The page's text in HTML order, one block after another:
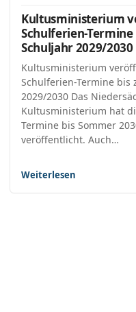
Kultusministerium
Schulferien-Termine
Schuljahr 2029/2030
Kultusministerium
Schulferien-Termine bis
2029/2030 Das
Kultusministerium hat
Termine bis Sommer
veröffentlicht. Auch…
Weiterlesen